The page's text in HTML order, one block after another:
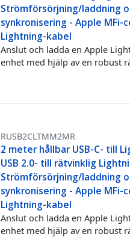
Strömförsörjning/laddning
synkronisering - Apple MFi-
Lightning-kabel
Anslut och ladda en Apple
enhet med hjälp av en robust
RUSB2CLTMM2MR
2 meter hållbar USB-C- till
USB 2.0- till rätvinklig
Strömförsörjning/laddning
synkronisering - Apple MFi-
Lightning-kabel
Anslut och ladda en Apple
enhet med hjälp av en robust